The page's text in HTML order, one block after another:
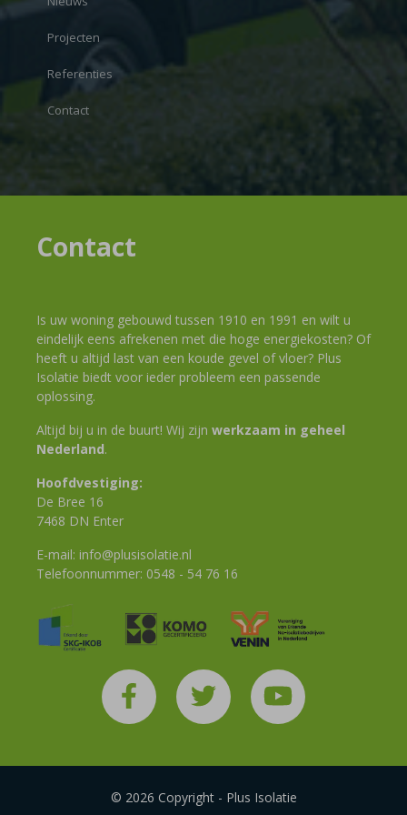
Projecten
Referenties
Contact
Contact
Is uw woning gebouwd tussen 1910 en 1991 en wilt u
eindelijk eens afrekenen met die hoge energiekosten? Of
heeft u altijd last van een koude gevel of vloer? Plus
Isolatie biedt voor ieder probleem een passende
oplossing.
Altijd bij u in de buurt! Wij zijn werkzaam in geheel
Nederland.
Hoofdvestiging:
De Bree 16
7468 DN Enter
E-mail: info@plusisolatie.nl
Telefoonnummer: 0548 - 54 76 16
© 2026 Copyright - Plus Isolatie